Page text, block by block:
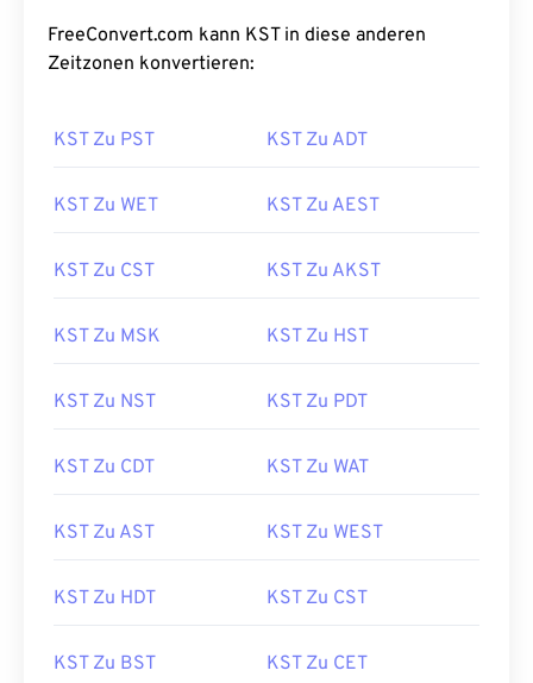
FreeConvert.com kann KST in diese anderen
Zeitzonen konvertieren:
KST Zu PST KST Zu ADT
KST Zu WET KST Zu AEST
KST Zu CST KST Zu AKST
KST Zu MSK KST Zu HST
KST Zu NST KST Zu PDT
KST Zu CDT KST Zu WAT
KST Zu AST KST Zu WEST
KST Zu HDT KST Zu CST
KST Zu BST KST Zu CET